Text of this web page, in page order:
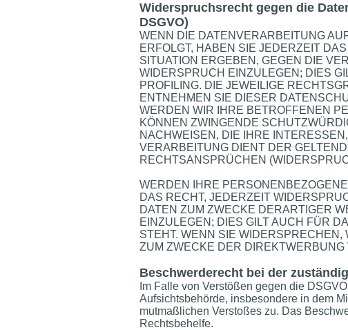
Widerspruchsrecht gegen die
DSGVO)
WENN DIE DATENVERARBEITUNG
ERFOLGT, HABEN SIE JEDERZEIT
SITUATION ERGEBEN, GEGEN DIE
WIDERSPRUCH EINZULEGEN; DIES
PROFILING. DIE JEWEILIGE
ENTNEHMEN SIE DIESER
WERDEN WIR IHRE BETROFFENEN
KÖNNEN ZWINGENDE
NACHWEISEN, DIE IHRE
VERARBEITUNG DIENT DER
RECHTSANSPRÜCHEN
WERDEN IHRE
DAS RECHT, JEDERZEIT
DATEN ZUM ZWECKE DERARTIGER
EINZULEGEN; DIES GILT AUCH FÜR
STEHT. WENN SIE
ZUM ZWECKE DER
Beschwerderecht bei der
Im Falle von Verstößen gegen die
Aufsichtsbehörde, insbesondere in dem
mutmaßlichen Verstoßes zu. Das
Rechtsbehelfe.